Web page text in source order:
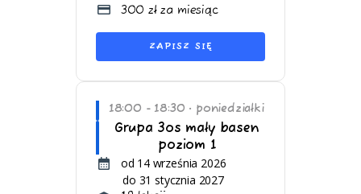
300 zł za miesiąc
ZAPISZ SIĘ
18:00 - 18:30 • poniedziałki
Grupa 3os mały basen
poziom 1
od 14 września 2026
do 31 stycznia 2027